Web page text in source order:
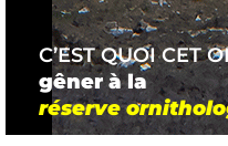
C’EST QUOI CET
gêner à la
réserve